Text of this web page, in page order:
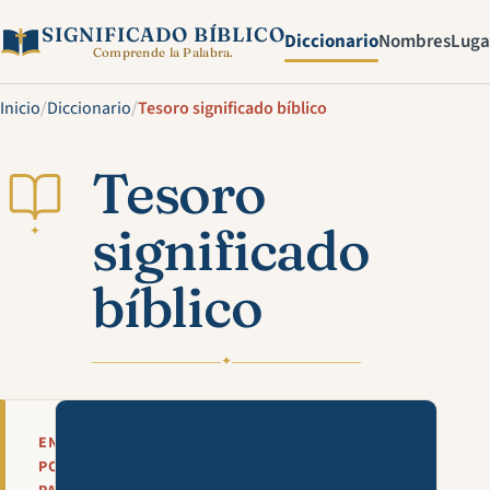
SIGNIFICADO BÍBLICO
Comprende la Palabra. DiccionarioNombres
Inicio/Diccionario/Tesoro significado bíblico
✦
Tesoro
significado
bíblico
✦
EN
POCAS
Mira esta explicación en